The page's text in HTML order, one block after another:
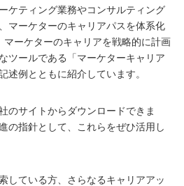
ケティング業務やコンサルティング
マーケターのキャリアパスを体系化
マーケターのキャリアを戦略的に計画
ツールである「マーケターキャリア
述例とともに紹介しています。
のサイトからダウンロードできま
の指針として、これらをぜひ活用し
している方、さらなるキャリアアッ